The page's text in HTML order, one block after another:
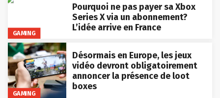
GAMING
Pourquoi ne pas payer sa Xbox
Series X via un abonnement?
L’idée arrive en France
GAMING
Désormais en Europe, les jeux
vidéo devront obligatoirement
annoncer la présence de loot
boxes